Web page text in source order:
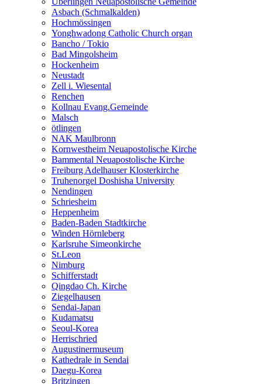
Asbach (Schmalkalden)
Hochmössingen
Yonghwadong Catholic Church organ
Bancho / Tokio
Bad Mingolsheim
Hockenheim
Neustadt
Zell i. Wiesental
Renchen
Kollnau Evang.Gemeinde
Malsch
ötlingen
NAK Maulbronn
Kornwestheim Neuapostolische Kirche
Bammental Neuapostolische Kirche
Freiburg Adelhauser Klosterkirche
Truhenorgel Doshisha University
Nendingen
Schriesheim
Heppenheim
Baden-Baden Stadtkirche
Winden Hörnleberg
Karlsruhe Simeonkirche
St.Leon
Nimburg
Schifferstadt
Qingdao Ch. Kirche
Ziegelhausen
Sendai-Japan
Kudamatsu
Seoul-Korea
Herrischried
Augustinermuseum
Kathedrale in Sendai
Daegu-Korea
Britzingen